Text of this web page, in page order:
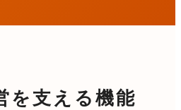
を支える機能